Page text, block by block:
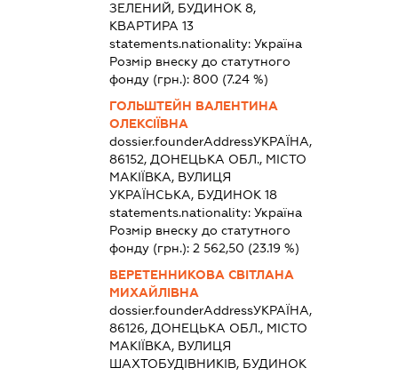
ЗЕЛЕНИЙ, БУДИНОК 8,
КВАРТИРА 13
statements.nationality:Україна
Розмір внеску до статутного
фонду (грн.):800 (7.24 %)
ГОЛЬШТЕЙН ВАЛЕНТИНА
ОЛЕКСІЇВНА
dossier.founderAddressУКРАЇНА,
86152, ДОНЕЦЬКА ОБЛ., МІСТО
МАКІЇВКА, ВУЛИЦЯ
УКРАЇНСЬКА, БУДИНОК 18
statements.nationality:Україна
Розмір внеску до статутного
фонду (грн.):2 562,50 (23.19 %)
ВЕРЕТЕННИКОВА СВІТЛАНА
МИХАЙЛІВНА
dossier.founderAddressУКРАЇНА,
86126, ДОНЕЦЬКА ОБЛ., МІСТО
МАКІЇВКА, ВУЛИЦЯ
ШАХТОБУДІВНИКІВ, БУДИНОК